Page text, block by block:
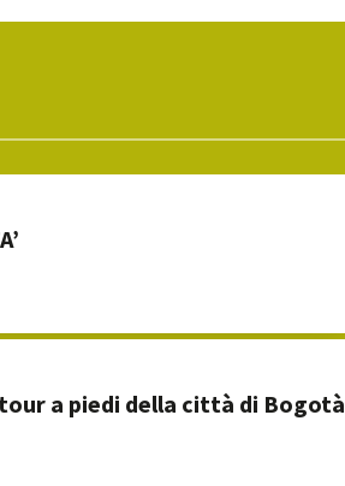
tour a piedi della città di Bogotà